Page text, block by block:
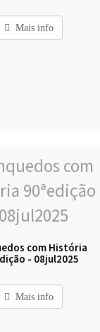
Mais info
com História
- 08jul2025
Mais info